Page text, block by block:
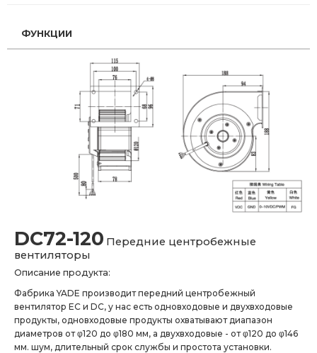
ФУНКЦИИ
DC72-120 Передние центробежные
вентиляторы
Описание продукта:
Фабрика YADE производит передний центробежный
вентилятор EC и DC, у нас есть одновходовые и двухвходовые
продукты, одновходовые продукты охватывают диапазон
диаметров от φ120 до φ180 мм, а двухвходовые - от φ120 до φ146
мм. шум, длительный срок службы и простота установки.